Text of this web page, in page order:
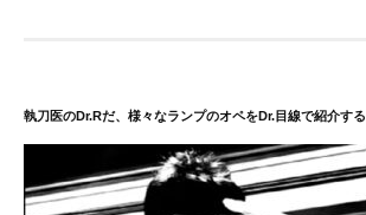
執刀医のDr.Rだ、様々なランプのオペをDr.目線で紹介する